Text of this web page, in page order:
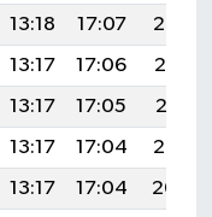
13:18 17:07
20:14
13:17 17:06
20:13
13:17 17:05
20:11
13:17 17:04
20:10
13:17 17:04
20:08